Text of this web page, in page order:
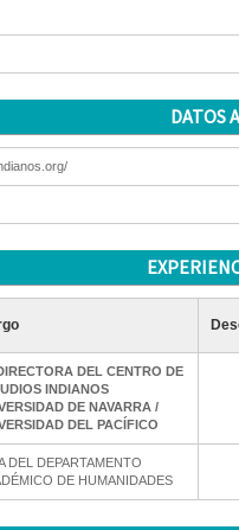
DATOS
DEL CENTRO DE
INDIANOS
DE NAVARRA /
DEL PACÍFICO
DEL DEPARTAMENTO
DE HUMANIDADES